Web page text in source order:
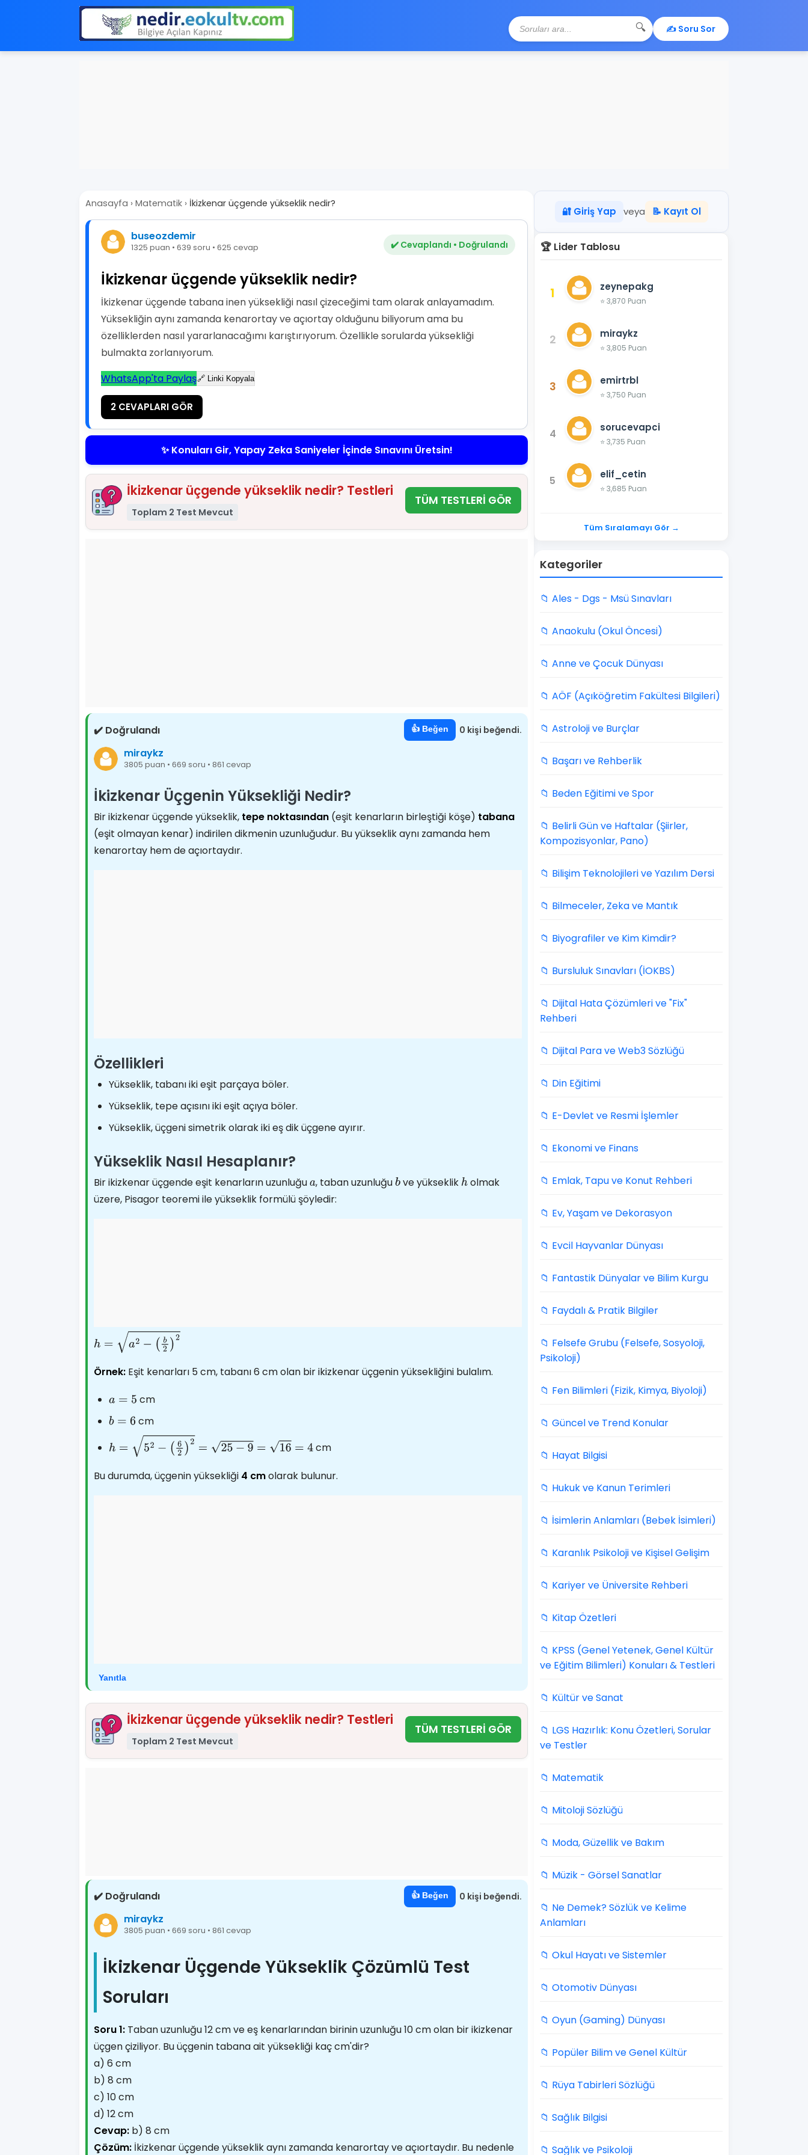
🔍 ✍️ Soru Sor
Anasayfa › Matematik › İkizkenar üçgende yükseklik nedir?
buseozdemir
1325 puan • 639 soru • 625 cevap ✔️ Cevaplandı • Doğrulandı
İkizkenar üçgende yükseklik nedir?
İkizkenar üçgende tabana inen yüksekliği nasıl çizeceğimi tam olarak anlayamadım.
Yüksekliğin aynı zamanda kenarortay ve açıortay olduğunu biliyorum ama bu
özelliklerden nasıl yararlanacağımı karıştırıyorum. Özellikle sorularda yüksekliği
bulmakta zorlanıyorum.
WhatsApp'ta Paylaş🔗 Linki Kopyala
2 CEVAPLARI GÖR
✨ Konuları Gir, Yapay Zeka Saniyeler İçinde Sınavını Üretsin!
İkizkenar üçgende yükseklik nedir? Testleri
Toplam 2 Test Mevcut
TÜM TESTLERİ GÖR
✔️ Doğrulandı 👍 Beğen 0 kişi beğendi.
miraykz
3805 puan • 669 soru • 861 cevap
İkizkenar Üçgenin Yüksekliği Nedir?
Bir ikizkenar üçgende yükseklik, tepe noktasından (eşit kenarların birleştiği köşe) tabana
(eşit olmayan kenar) indirilen dikmenin uzunluğudur. Bu yükseklik aynı zamanda hem
kenarortay hem de açıortaydır.
Özellikleri
Yükseklik, tabanı iki eşit parçaya böler.
Yükseklik, tepe açısını iki eşit açıya böler.
Yükseklik, üçgeni simetrik olarak iki eş dik üçgene ayırır.
Yükseklik Nasıl Hesaplanır?
Bir ikizkenar üçgende eşit kenarların uzunluğua, taban uzunluğubve yükseklik h olmak
üzere, Pisagor teoremi ile yükseklik formülü şöyledir:
h=a 2−( b2 )2
Örnek: Eşit kenarları 5 cm, tabanı 6 cm olan bir ikizkenar üçgenin yüksekliğini bulalım.
a =5
cm
b =6 cm
h=5 2−( 62 )2=25− =16 =4 cm
Bu durumda, üçgenin yüksekliği 4 cmolarak bulunur.
Yanıtla
İkizkenar üçgende yükseklik nedir? Testleri
Toplam 2 Test Mevcut
TÜM TESTLERİ GÖR
✔️ Doğrulandı 👍 Beğen 0 kişi beğendi.
miraykz
3805 puan • 669 soru • 861 cevap
İkizkenar Üçgende Yükseklik Çözümlü Test
Soruları
Soru 1: Taban uzunluğu 12 cm ve eş kenarlarından birinin uzunluğu 10 cm olan bir ikizkenar
üçgen çiziliyor. Bu üçgenin tabana ait yüksekliği kaç cm'dir?
a) 6 cm
b) 8 cm
c) 10 cm
d) 12 cm
Cevap: b) 8 cm
Çözüm: İkizkenar üçgende yükseklik aynı zamanda kenarortay ve açıortaydır. Bu nedenle
🔐 Giriş Yap veya 📝 Kayıt Ol
🏆 Lider Tablosu
1 zeynepakg
⭐ 3,870 Puan
2 miraykz
⭐ 3,805 Puan
3 emirtrbl
⭐ 3,750 Puan
4 sorucevapci
⭐ 3,735 Puan
5 elif_cetin
⭐ 3,685 Puan
Tüm Sıralamayı Gör →
Kategoriler
📁 Ales - Dgs - Msü Sınavları
📁 Anaokulu (Okul Öncesi)
📁 Anne ve Çocuk Dünyası
📁 AÖF (Açıköğretim Fakültesi Bilgileri)
📁 Astroloji ve Burçlar
📁 Başarı ve Rehberlik
📁 Beden Eğitimi ve Spor
📁 Belirli Gün ve Haftalar (Şiirler,
Kompozisyonlar, Pano)
📁 Bilişim Teknolojileri ve Yazılım Dersi
📁 Bilmeceler, Zeka ve Mantık
📁 Biyografiler ve Kim Kimdir?
📁 Bursluluk Sınavları (İOKBS)
📁 Dijital Hata Çözümleri ve "Fix"
Rehberi
📁 Dijital Para ve Web3 Sözlüğü
📁 Din Eğitimi
📁 E-Devlet ve Resmi İşlemler
📁 Ekonomi ve Finans
📁 Emlak, Tapu ve Konut Rehberi
📁 Ev, Yaşam ve Dekorasyon
📁 Evcil Hayvanlar Dünyası
📁 Fantastik Dünyalar ve Bilim Kurgu
📁 Faydalı & Pratik Bilgiler
📁 Felsefe Grubu (Felsefe, Sosyoloji,
Psikoloji)
📁 Fen Bilimleri (Fizik, Kimya, Biyoloji)
📁 Güncel ve Trend Konular
📁 Hayat Bilgisi
📁 Hukuk ve Kanun Terimleri
📁 İsimlerin Anlamları (Bebek İsimleri)
📁 Karanlık Psikoloji ve Kişisel Gelişim
📁 Kariyer ve Üniversite Rehberi
📁 Kitap Özetleri
📁 KPSS (Genel Yetenek, Genel Kültür
ve Eğitim Bilimleri) Konuları & Testleri
📁 Kültür ve Sanat
📁 LGS Hazırlık: Konu Özetleri, Sorular
ve Testler
📁 Matematik
📁 Mitoloji Sözlüğü
📁 Moda, Güzellik ve Bakım
📁 Müzik - Görsel Sanatlar
📁 Ne Demek? Sözlük ve Kelime
Anlamları
📁 Okul Hayatı ve Sistemler
📁 Otomotiv Dünyası
📁 Oyun (Gaming) Dünyası
📁 Popüler Bilim ve Genel Kültür
📁 Rüya Tabirleri Sözlüğü
📁 Sağlık Bilgisi
📁 Sağlık ve Psikoloji